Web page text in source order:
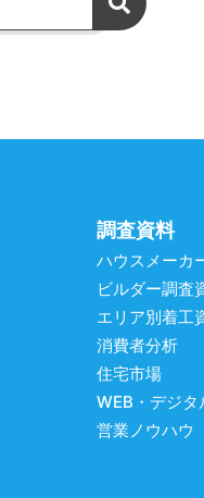
調査資料
ハウスメーカ
ビルダー調査
エリア別着工
消費者分析
住宅市場
WEB・デジタ
営業ノウハウ